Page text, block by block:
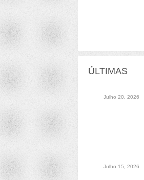
ÚLTIMAS
Julho 20, 2026
Julho 15, 2026